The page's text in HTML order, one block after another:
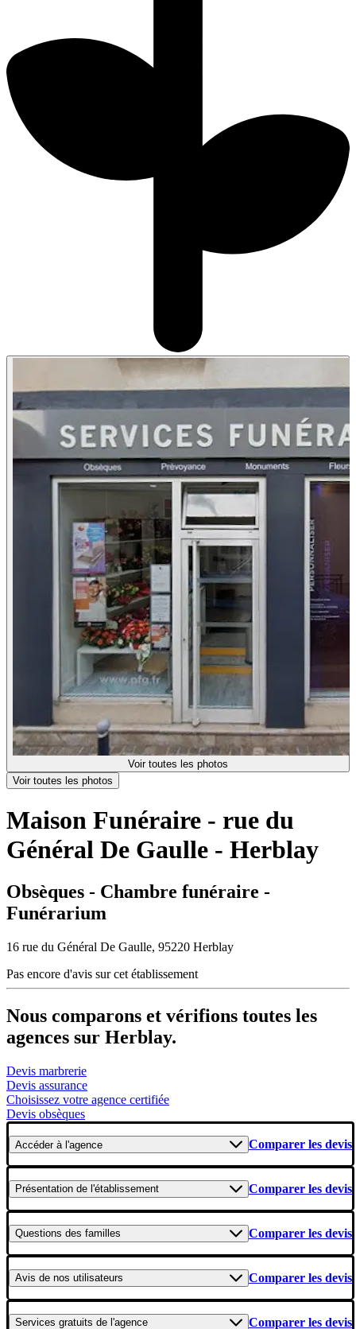
Voir toutes les photos
Voir toutes les photos
Maison Funéraire - rue du
Général De Gaulle - Herblay
Obsèques - Chambre funéraire -
Funérarium
16 rue du Général De Gaulle, 95220 Herblay
Pas encore d'avis sur cet établissement
Nous comparons et vérifions toutes les
agences sur Herblay.
Devis marbrerie
Devis assurance
Choisissez votre agence certifiée
Devis obsèques
Accéderà l'agence Comparer les devis
Présentation de l'établissement Comparer les devis
Questions des familles Comparer les devis
Avis de nos utilisateurs Comparer les devis
Services gratuits de l'agence Comparer les devis